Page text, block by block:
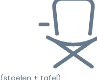
(stoelen + tafel)